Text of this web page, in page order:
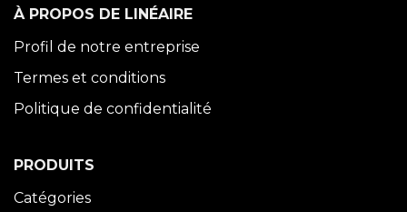
À PROPOS DE LINÉAIRE
Profil de notre entreprise
Termes et conditions
Politique de confidentialité
PRODUITS
Catégories